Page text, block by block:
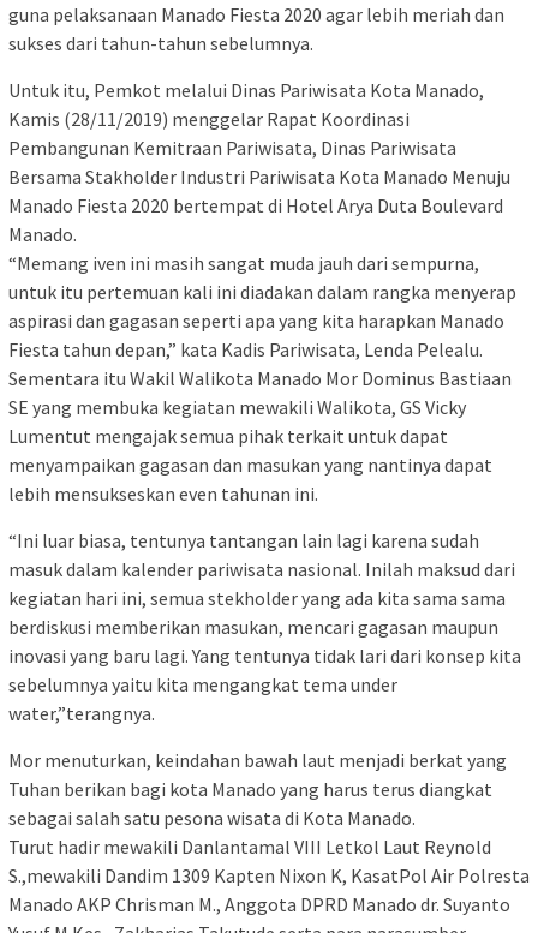
guna pelaksanaan Manado Fiesta 2020 agar lebih meriah dan
sukses dari tahun-tahun sebelumnya.
Untuk itu, Pemkot melalui Dinas Pariwisata Kota Manado,
Kamis (28/11/2019) menggelar Rapat Koordinasi
Pembangunan Kemitraan Pariwisata, Dinas Pariwisata
Bersama Stakholder Industri Pariwisata Kota Manado Menuju
Manado Fiesta 2020 bertempat di Hotel Arya Duta Boulevard
Manado.
“Memang iven ini masih sangat muda jauh dari sempurna,
untuk itu pertemuan kali ini diadakan dalam rangka menyerap
aspirasi dan gagasan seperti apa yang kita harapkan Manado
Fiesta tahun depan,” kata Kadis Pariwisata, Lenda Pelealu.
Sementara itu Wakil Walikota Manado Mor Dominus Bastiaan
SE yang membuka kegiatan mewakili Walikota, GS Vicky
Lumentut mengajak semua pihak terkait untuk dapat
menyampaikan gagasan dan masukan yang nantinya dapat
lebih mensukseskan even tahunan ini.
“Ini luar biasa, tentunya tantangan lain lagi karena sudah
masuk dalam kalender pariwisata nasional. Inilah maksud dari
kegiatan hari ini, semua stekholder yang ada kita sama sama
berdiskusi memberikan masukan, mencari gagasan maupun
inovasi yang baru lagi. Yang tentunya tidak lari dari konsep kita
sebelumnya yaitu kita mengangkat tema under
water,”terangnya.
Mor menuturkan, keindahan bawah laut menjadi berkat yang
Tuhan berikan bagi kota Manado yang harus terus diangkat
sebagai salah satu pesona wisata di Kota Manado.
Turut hadir mewakili Danlantamal VIII Letkol Laut Reynold
S.,mewakili Dandim 1309 Kapten Nixon K, KasatPol Air Polresta
Manado AKP Chrisman M., Anggota DPRD Manado dr. Suyanto